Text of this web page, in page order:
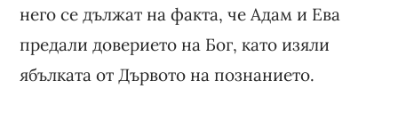
него се дължат на факта, че Адам и Ева
предали доверието на Бог, като изяли
ябълката от Дървото на познанието.